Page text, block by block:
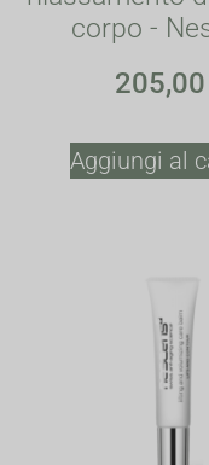
corpo -
205,00
Aggiungi al